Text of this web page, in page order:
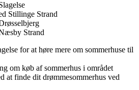
Stillinge Strand
Strand
for at høre mere om sommerhuse til
om køb af sommerhus i området
at finde dit drømmesommerhus ved